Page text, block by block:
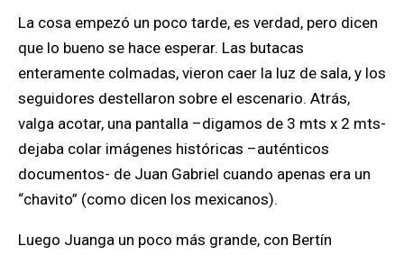
La cosa empezó un poco tarde, es verdad, pero dicen
que lo bueno se hace esperar. Las butacas
enteramente colmadas, vieron caer la luz de sala, y los
seguidores destellaron sobre el escenario. Atrás,
valga acotar, una pantalla –digamos de 3 mts x 2 mts-
dejaba colar imágenes históricas –auténticos
documentos- de Juan Gabriel cuando apenas era un
“chavito” (como dicen los mexicanos).
Luego Juanga un poco más grande, con Bertín